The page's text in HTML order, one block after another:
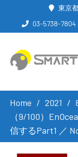
東京
03-5738-7804
Home 2021
（9/100）
信するPart1 ／